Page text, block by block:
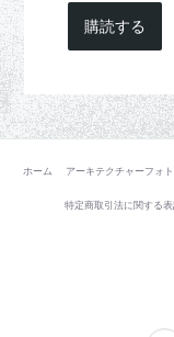
購読する
ホーム アーキテクチャーフォ
特定商取引法に関する